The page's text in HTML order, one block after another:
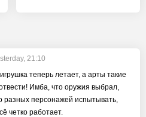
21:10
теперь летает, а арты такие
Имба, что оружия выбрал,
разных персонажей испытывать,
четко работает.